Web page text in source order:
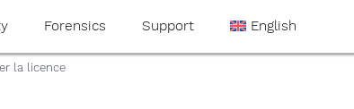
Forensics Support English
la licence